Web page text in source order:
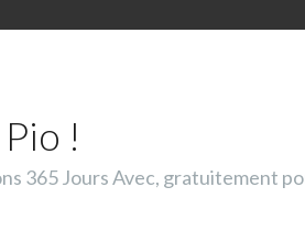
!
365 Jours Avec, gratuitement